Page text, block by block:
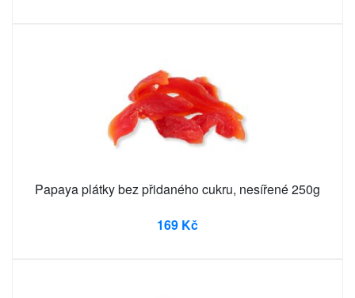
Papaya plátky bez přidaného cukru, nesířené 250g
169 Kč